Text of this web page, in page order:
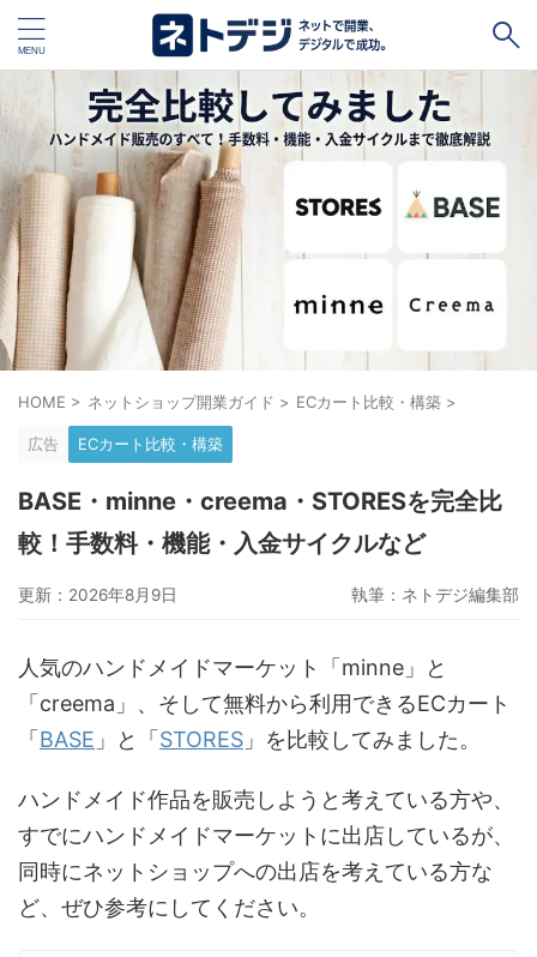
キャッシュレス Square BASE STORES
ネットショップ開設１vs１ 無料ネットショップ
予約管理システム Shopify Air ビジネスツールズ
ペライチ キャッシュレス決済端末１vs１ ジンドゥー
POSレジ スマレジ カラーミーショップ Wix
楽天ペイ stera pack
ハンドメイド販売 ホームページ作成サービス１vs１
グーペ デジタルコンテンツ販売 仕入れサイト
イージーマイショップ ネットショップ開業準備
HOME > ネットショップ開業ガイド > ECカート比較・構築 >
広告 ECカート比較・構築
BASE・minne・creema・STORESを完全比
較！手数料・機能・入金サイクルなど
更新：2026年8月9日 執筆： ネトデジ編集部
人気のハンドメイドマーケット「minne」と
「creema」、そして無料から利用できるECカート
「 BASE 」と「 STORES 」を比較してみました。
ハンドメイド作品を販売しようと考えている方や、
すでにハンドメイドマーケットに出店しているが、
同時にネットショップへの出店を考えている方な
ど、ぜひ参考にしてください。